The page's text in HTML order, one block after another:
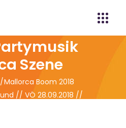
-
Szene
Mallorca Boom 2018
// VÖ 28.09.2018 //